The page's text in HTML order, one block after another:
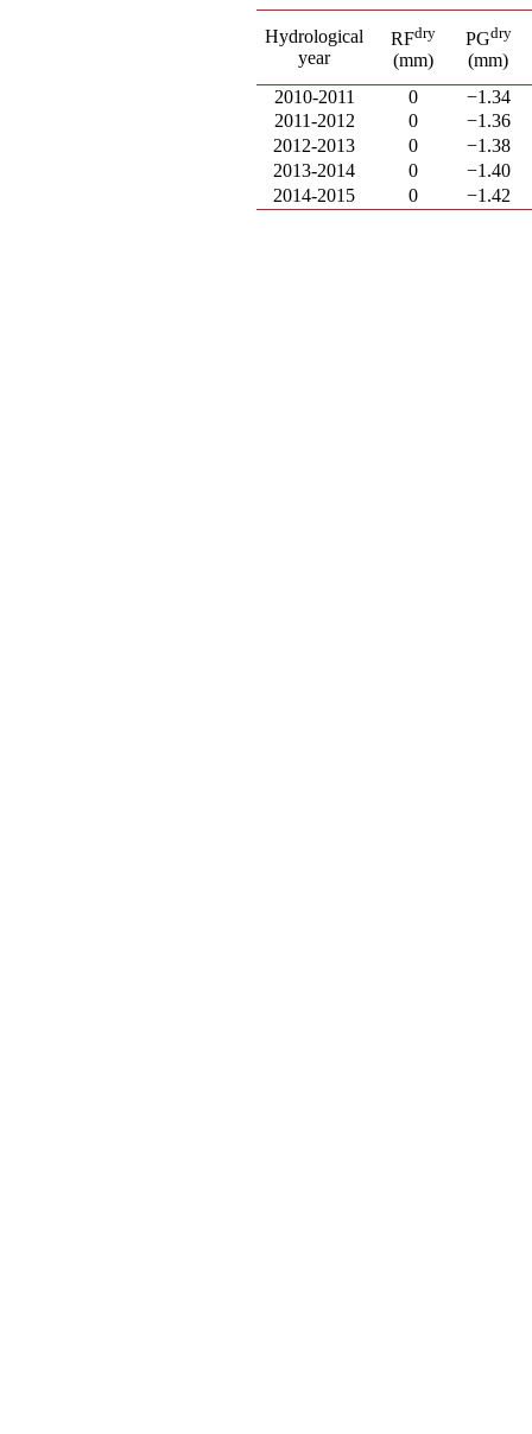
Hydrological
year
RFdry
(mm)
PGdry
(mm)
2010-2011
0
−1.34
2011-2012
0
−1.36
2012-2013
0
−1.38
2013-2014
0
−1.40
2014-2015
0 −1.42